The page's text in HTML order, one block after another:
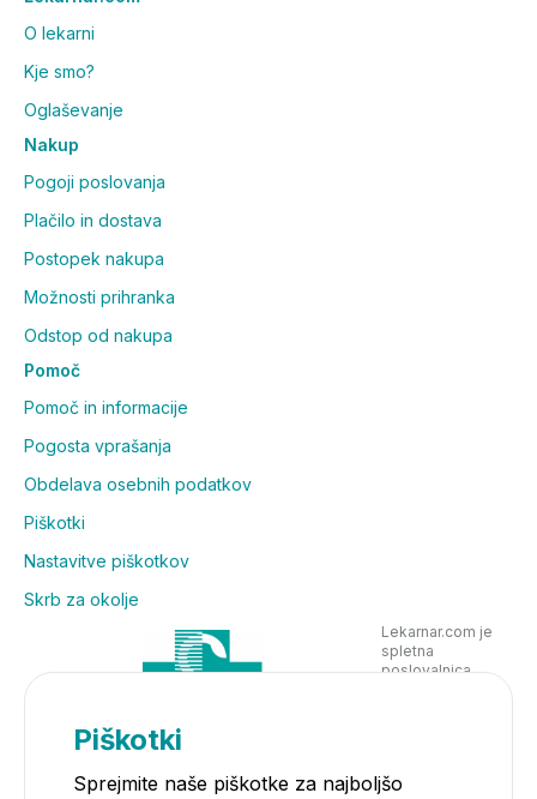
O lekarni
Kje smo?
Oglaševanje
Nakup
Pogoji poslovanja
Plačilo in dostava
Postopek nakupa
Možnosti prihranka
Odstop od nakupa
Pomoč
Pomoč in informacije
Pogosta vprašanja
Obdelava osebnih podatkov
Piškotki
Nastavitve piškotkov
Skrb za okolje
Lekarnar.com je
spletna
poslovalnica
Piškotki
Sprejmite naše piškotke za najboljšo